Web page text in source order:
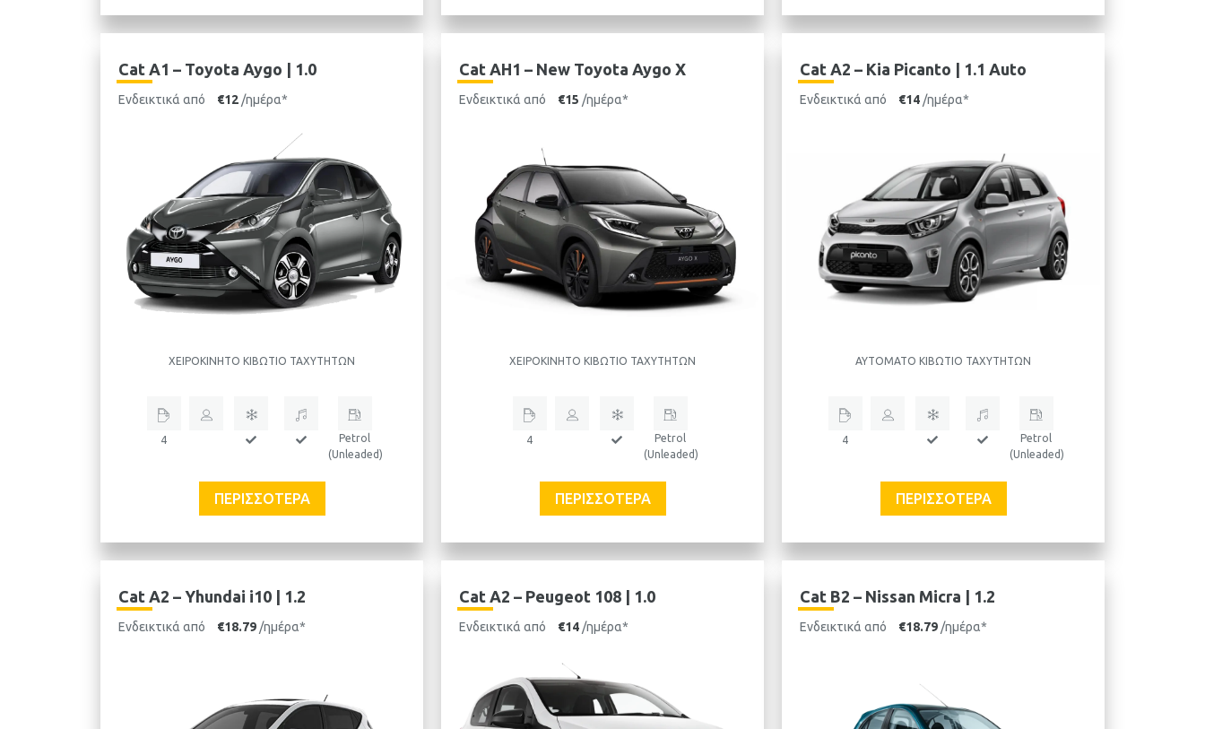
Cat A1 – Toyota Aygo | 1.0
Ενδεικτικά από €12 /ημέρα*
ΧΕΙΡΟΚΊΝΗΤΟ ΚΙΒΏΤΙΟ ΤΑΧΥΤΉΤΩΝ
4
Petrol
(Unleaded)
ΠΕΡΙΣΣΌΤΕΡΑ
Cat AH1 – New Toyota Aygo X
Ενδεικτικά από €15 /ημέρα*
ΧΕΙΡΟΚΊΝΗΤΟ ΚΙΒΏΤΙΟ ΤΑΧΥΤΉΤΩΝ
4
Petrol
(Unleaded)
ΠΕΡΙΣΣΌΤΕΡΑ
Cat A2 – Kia Picanto | 1.1 Auto
Ενδεικτικά από €14 /ημέρα*
ΑΥΤΌΜΑΤΟ ΚΙΒΏΤΙΟ ΤΑΧΥΤΉΤΩΝ
4
Petrol
(Unleaded)
ΠΕΡΙΣΣΌΤΕΡΑ
Cat A2 – Yhundai i10 | 1.2
Ενδεικτικά από €18.79 /ημέρα*
Cat A2 – Peugeot 108 | 1.0
Ενδεικτικά από €14 /ημέρα*
Cat B2 – Nissan Micra | 1.2
Ενδεικτικά από €18.79 /ημέρα*